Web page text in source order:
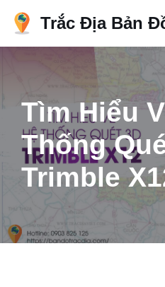
Chuyển
Trắc Địa Bản
Tìm Hiểu
Thống
Trimble